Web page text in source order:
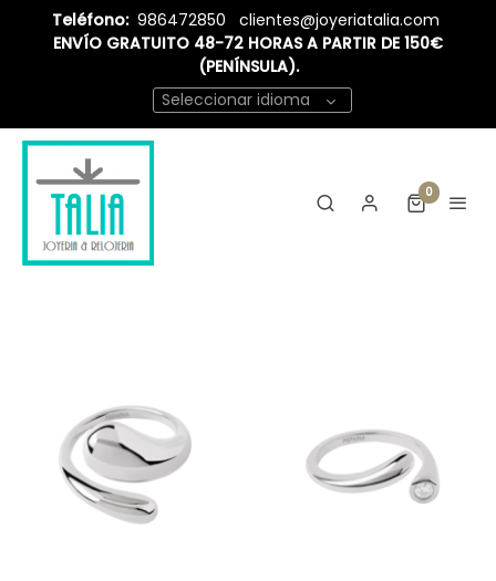
Teléfono: 986472850
clientes@joyeriatalia.com
ENVÍO GRATUITO 48-72 HORAS A PARTIR DE 150€
(PENÍNSULA).
Seleccionar idioma
0